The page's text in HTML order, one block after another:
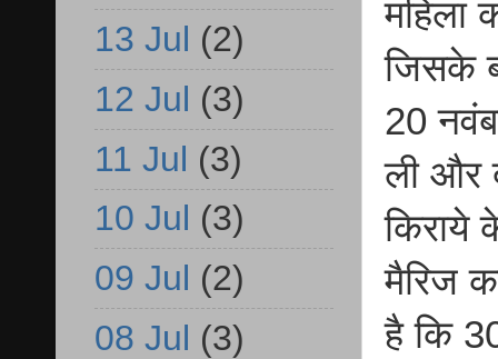
महिला
जिसके
20
ली और
किराये
मैरिज
है कि
13 Jul (2)
12 Jul (3)
11 Jul (3)
10 Jul (3)
09 Jul (2)
08 Jul (3)